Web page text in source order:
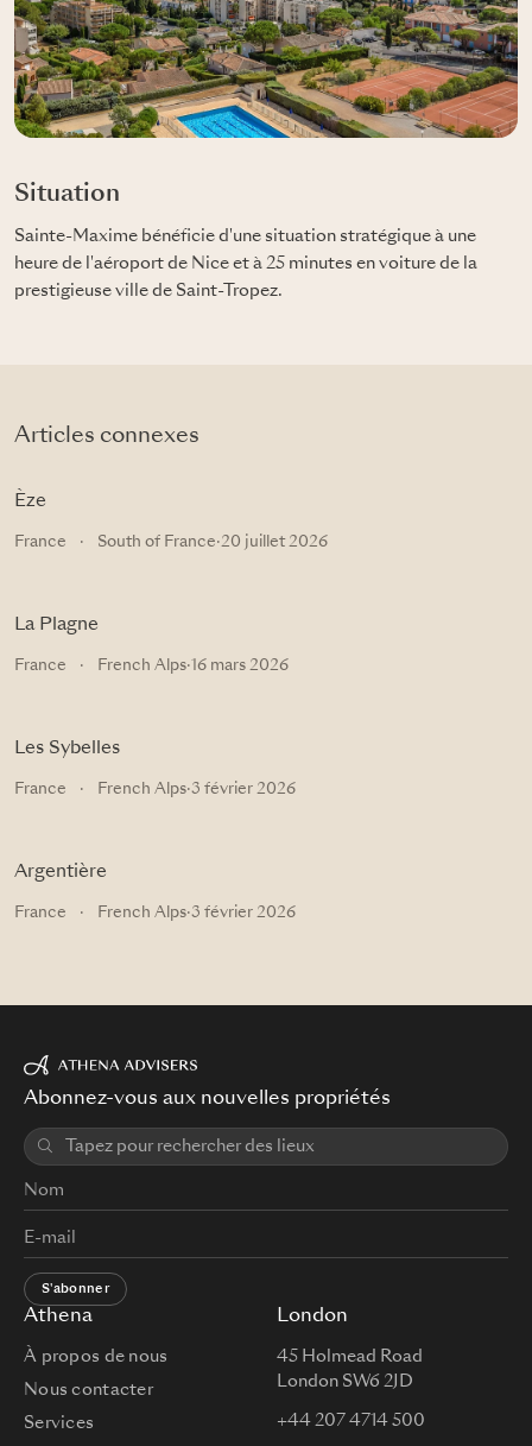
Situation
Sainte-Maxime bénéficie d'une situation stratégique à une
heure de l'aéroport de Nice et à 25 minutes en voiture de la
prestigieuse ville de Saint-Tropez.
Articles connexes
Èze
France · South of France·20 juillet 2026
La Plagne
France · French Alps· 16 mars 2026
Les Sybelles
France · French Alps·3 février 2026
Argentière
France · French Alps·3 février 2026
Athena
À propos de nous
Nous contacter
Services
London
45 Holmead Road
London SW6 2JD
+44 207 4714 500
Abonnez-vous aux nouvelles propriétés
S'abonner